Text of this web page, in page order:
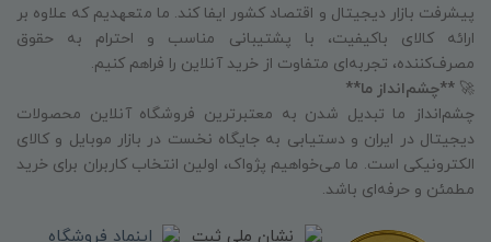
پیشرفت بازار دیجیتال و اقتصاد کشور ایفا کند. ما متعهدیم که علاوه بر
ارائه کالای باکیفیت، با پشتیبانی مناسب و احترام به حقوق
مصرف‌کننده، تجربه‌ای متفاوت از خرید آنلاین را فراهم کنیم.
🚀 **چشم‌انداز ما**
چشم‌انداز ما تبدیل شدن به معتبرترین فروشگاه آنلاین محصولات
دیجیتال در ایران و دستیابی به جایگاه نخست در بازار موبایل و کالای
الکترونیکی است. ما می‌خواهیم پژواک، اولین انتخاب کاربران برای خرید
مطمئن و حرفه‌ای باشد.